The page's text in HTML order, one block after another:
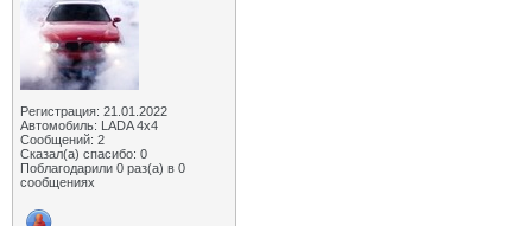
Регистрация: 21.01.2022
Автомобиль: LADA 4x4
Сообщений: 2
Сказал(а) спасибо: 0
Поблагодарили 0 раз(а) в 0
сообщениях